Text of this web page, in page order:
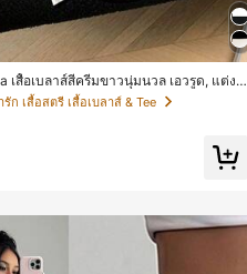
เสื้อเบลาส์สีครีมขาวนุ่มนวล เอวรูด, แต่งข
ก, แขนพอง จับคู่กับกระโปรงชายระบาย,
มและเก๋ไก๋สำหรับใส่ทุกวัน
ก เสื้อสตรี เสื้อเบลาส์ & Tee